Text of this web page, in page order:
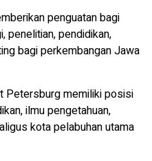
penguatan bagi
penelitian, pendidikan,
bagi perkembangan Jawa
Petersburg memiliki posisi
ilmu pengetahuan,
kota pelabuhan utama